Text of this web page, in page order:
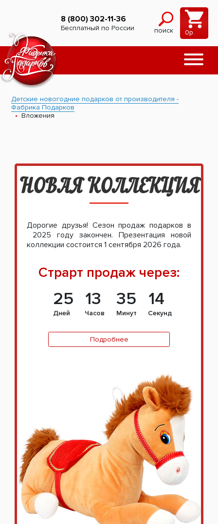
8 (800) 302-11-36
Бесплатный по России поиск 0р.
Детские новогодние подарков от производителя -
Фабрика Подарков
Вложения
НОВАЯ КОЛЛЕКЦИЯ
Дорогие друзья! Сезон продаж подарков в
2025 году закончен. Презентация новой
коллекции состоится 1 сентября 2026 года.
Страрт продаж через:
25
Дней
13
Часов
35
Минут
13
Секунд
Подробнее